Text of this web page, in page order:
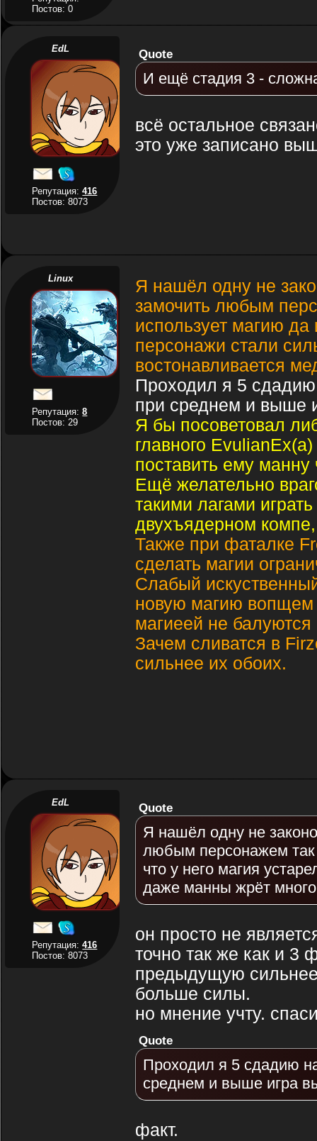
Постов: 0
EdL
Репутация:416
Постов: 8073
Quote
И ещё стадия 3 -
всё остальное
это уже записано
Linux
Репутация:8
Постов: 29
Я нашёл одну не
замочить любым
использует магию да
персонажи стали
востонавливается
Проходил я 5
при среднем и выше
Я бы посоветовал
главного
поставить ему манну
Ещё желательно
такими лагами
двухъядерном
Также при фаталке
сделать магии
Слабый
новую магию вопщем
магиеей не балуются
Зачем сливатся в
сильнее их обоих.
EdL
Репутация:416
Постов: 8073
Quote
Я нашёл одну не
любым персонажем так
что у него магия
даже манны жрёт
он просто не
точно так же как и
предыдущую
больше силы.
но мнение учту.
Quote
Проходил я 5 сдадию
среднем и выше игра
факт.